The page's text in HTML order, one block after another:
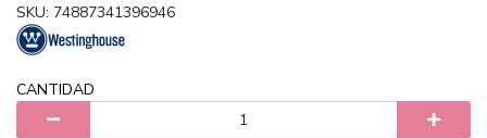
SKU: 74887341396946
CANTIDAD